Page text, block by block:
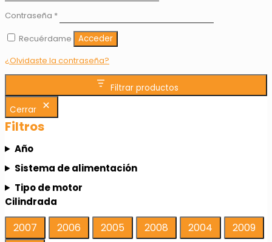
Contraseña *
Recuérdame
Acceder
¿Olvidaste la contraseña?
Filtrar productos
Cerrar
Filtros
Año
Sistema de alimentación
Tipo de motor
Cilindrada
Año
2007 2006 2005 2008 2004
2009